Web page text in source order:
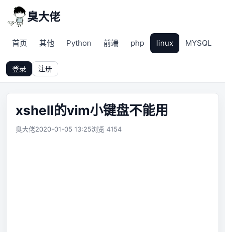
臭大佬
首页 其他 Python 前端 php linux MYSQL
登录 注册
xshell的vim小键盘不能用
臭大佬2020-01-05 13:25浏览 4154